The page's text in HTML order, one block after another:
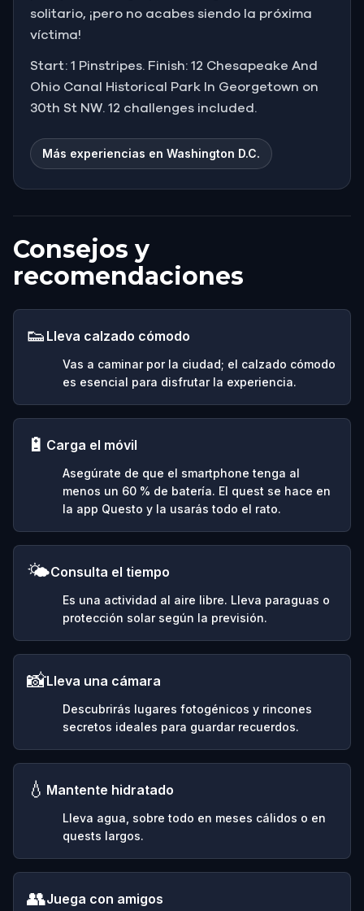
solitario, ¡pero no acabes siendo la próxima
víctima!
Start: 1 Pinstripes. Finish: 12 Chesapeake And
Ohio Canal Historical Park In Georgetown on
30th St NW. 12 challenges included.
Más experiencias en Washington D.C.
Consejos y
recomendaciones
👟 Lleva calzado cómodo
Vas a caminar por la ciudad; el calzado cómodo
es esencial para disfrutar la experiencia.
🔋 Carga el móvil
Asegúrate de que el smartphone tenga al
menos un 60 % de batería. El quest se hace en
la app Questo y la usarás todo el rato.
🌤️Consulta el tiempo
Es una actividad al aire libre. Lleva paraguas o
protección solar según la previsión.
📸Lleva una cámara
Descubrirás lugares fotogénicos y rincones
secretos ideales para guardar recuerdos.
💧 Mantente hidratado
Lleva agua, sobre todo en meses cálidos o en
quests largos.
👥Juega con amigos